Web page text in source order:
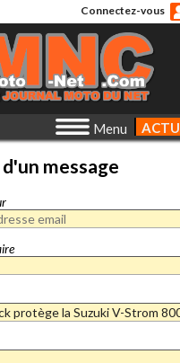
Connectez-vous
Menu
d'un message